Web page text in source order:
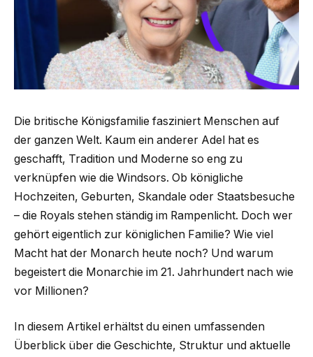
Die britische Königsfamilie fasziniert Menschen auf
der ganzen Welt. Kaum ein anderer Adel hat es
geschafft, Tradition und Moderne so eng zu
verknüpfen wie die Windsors. Ob königliche
Hochzeiten, Geburten, Skandale oder Staatsbesuche
– die Royals stehen ständig im Rampenlicht. Doch wer
gehört eigentlich zur königlichen Familie? Wie viel
Macht hat der Monarch heute noch? Und warum
begeistert die Monarchie im 21. Jahrhundert nach wie
vor Millionen?
In diesem Artikel erhältst du einen umfassenden
Überblick über die Geschichte, Struktur und aktuelle